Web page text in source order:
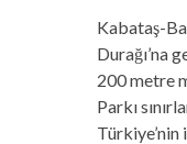
Kabataş-
Durağı’na
200 metre
Parkı